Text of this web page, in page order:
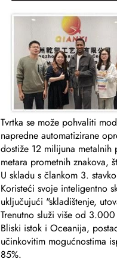
Tvrtka se može pohvaliti
napredne automatizirane
dostiže 12 milijuna
metara prometnih znakova,
U skladu s člankom 3.
Koristeći svoje inteligentno
uključujući "skladištenje,
Trenutno služi više od
Bliski istok i Oceanija,
učinkovitim mogućnostima
85%.